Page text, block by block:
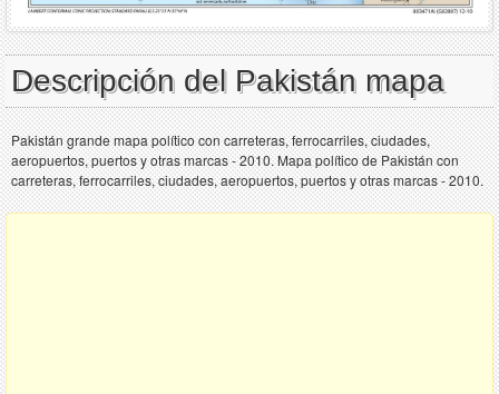
Descripción del Pakistán mapa
Pakistán grande mapa político con carreteras, ferrocarriles, ciudades,
aeropuertos, puertos y otras marcas - 2010. Mapa político de Pakistán con
carreteras, ferrocarriles, ciudades, aeropuertos, puertos y otras marcas - 2010.